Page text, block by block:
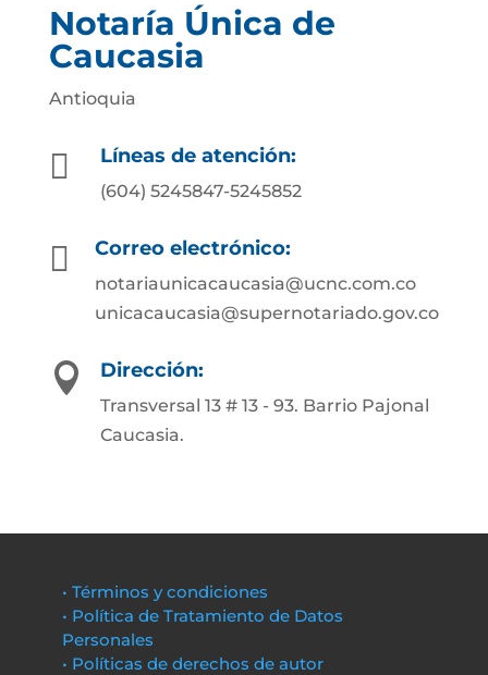
Notaría Única de
Caucasia
Antioquia
 Líneas de atención:
(604) 5245847-5245852
 Correo electrónico:
notariaunicacaucasia@ucnc.com.co
unicacaucasia@supernotariado.gov.co
 Dirección:
Transversal 13 # 13 - 93. Barrio Pajonal
Caucasia.
• Términos y condiciones
• Política de Tratamiento de Datos
Personales
• Políticas de derechos de autor